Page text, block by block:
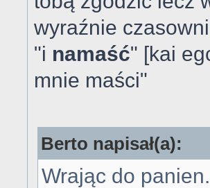
wyraźnie
"i namaść" [kai
mnie maści"
Berto napisał(a):
Wrając do